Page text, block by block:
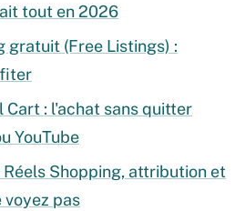
tout en 2026
gratuit (Free Listings) :
Cart : l'achat sans quitter
YouTube
Shopping, attribution et
voyez pas